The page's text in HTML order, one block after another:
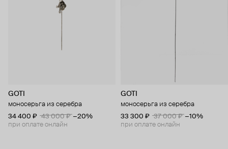
GOTI
моносерьга из серебра
34 400 ₽
43 000 ₽ −20%
при оплате онлайн
GOTI
моносерьга из серебра
33 300 ₽
37 000 ₽ −10%
при оплате онлайн